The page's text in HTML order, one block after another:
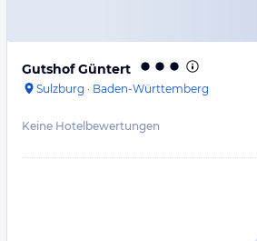
Gutshof Güntert
Sulzburg · Baden-Württemberg
Keine Hotelbewertungen